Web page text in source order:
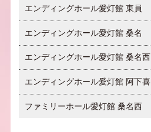
エンディングホール愛灯館 東員
エンディングホール愛灯館 桑名
エンディングホール愛灯館 桑名西
エンディングホール愛灯館 阿下喜
ファミリーホール愛灯館 桑名西